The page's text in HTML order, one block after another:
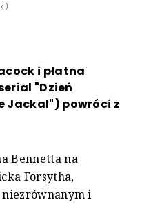
i płatna
"Dzień
Jackal") powróci z
Bennetta na
Forsytha,
niezrównanym i